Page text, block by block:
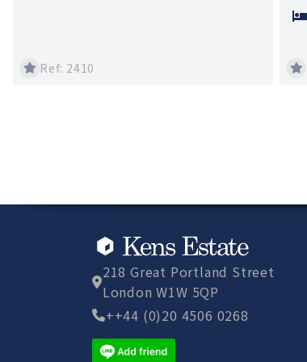
Ref: 2410
218 Great Portland Street
London W1W 5QP
++44 (0)20 4506 0268